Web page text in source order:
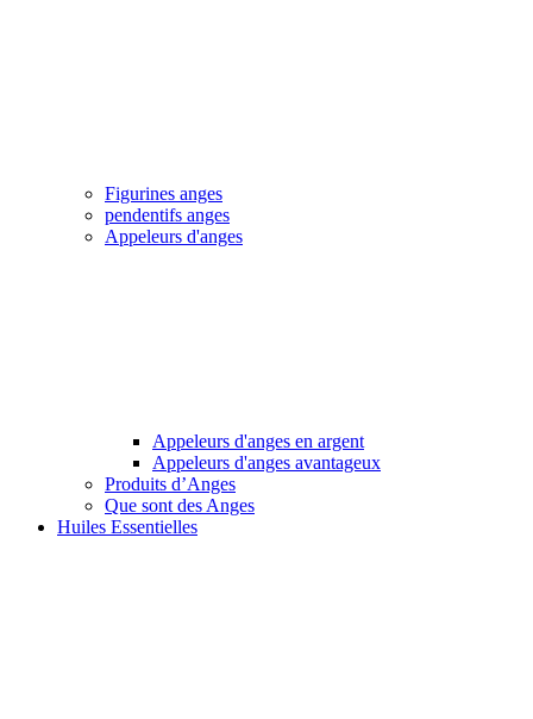
Figurines anges
pendentifs anges
Appeleurs d'anges
Appeleurs d'anges en argent
Appeleurs d'anges avantageux
Produits d’Anges
Que sont des Anges
Huiles Essentielles